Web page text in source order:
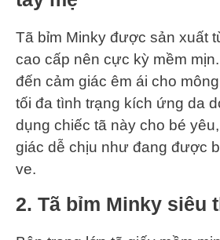
Tã bỉm Minky được sản xuất
cao cấp nên cực kỳ mềm
đến cảm giác êm ái cho
tối đa tình trạng kích ứng da
dụng chiếc tã này cho bé
giác dễ chịu như đang được
ve.
2. Tã bỉm Minky siêu